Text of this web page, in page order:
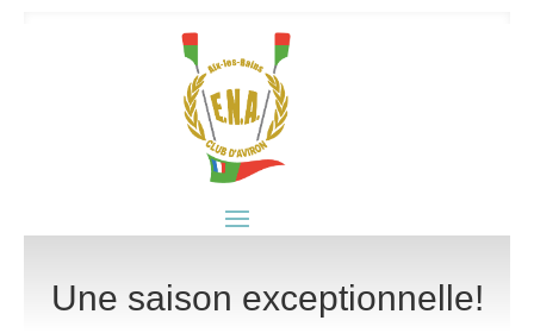
Une saison exceptionnelle!